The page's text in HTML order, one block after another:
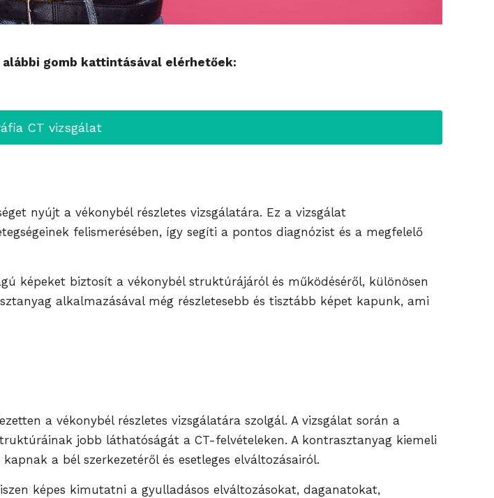
gomb kattintásával elérhetőek:
CT vizsgálat
nyújt a vékonybél részletes vizsgálatára. Ez a vizsgálat
felismerésében, így segíti a pontos diagnózist és a megfelelő
képeket biztosít a vékonybél struktúrájáról és működéséről, különösen
alkalmazásával még részletesebb és tisztább képet kapunk, ami
a vékonybél részletes vizsgálatára szolgál. A vizsgálat során a
jobb láthatóságát a CT-felvételeken. A kontrasztanyag kiemeli
a bél szerkezetéről és esetleges elváltozásairól.
képes kimutatni a gyulladásos elváltozásokat, daganatokat,